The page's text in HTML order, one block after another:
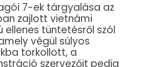
7-ek tárgyalása az
zajlott vietnámi
ellenes tüntetésről szól
végül súlyos
torkollott, a
szervezőit pedig